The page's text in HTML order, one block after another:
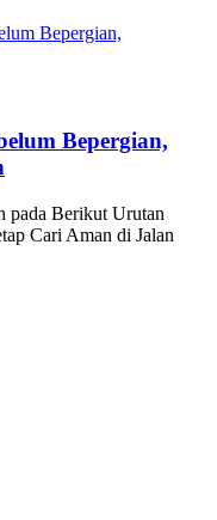
Bepergian,
pada Berikut Urutan
Cari Aman di Jalan